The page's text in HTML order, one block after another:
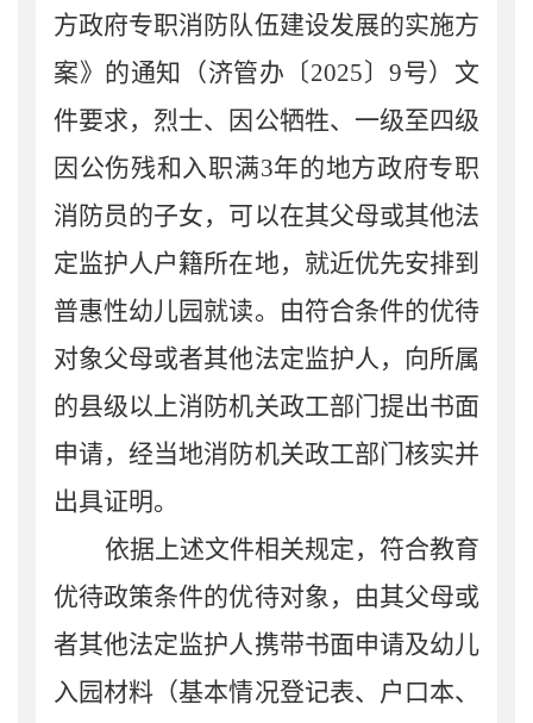
方政府专职消防队伍建设发展的实施方
案》的通知（济管办〔2025〕9号）文
件要求，烈士、因公牺牲、一级至四级
因公伤残和入职满3年的地方政府专职
消防员的子女，可以在其父母或其他法
定监护人户籍所在地，就近优先安排到
普惠性幼儿园就读。由符合条件的优待
对象父母或者其他法定监护人，向所属
的县级以上消防机关政工部门提出书面
申请，经当地消防机关政工部门核实并
出具证明。
依据上述文件相关规定，符合教育
优待政策条件的优待对象，由其父母或
者其他法定监护人携带书面申请及幼儿
入园材料（基本情况登记表、户口本、